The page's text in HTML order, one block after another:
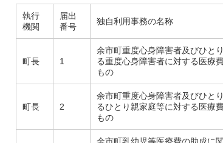
執行
機関
届出
番号
独自利用事務の名称
町長 1
余市町重度心身障害者及びひと
る重度心身障害者に対する医療
もの
町長 2
余市町重度心身障害者及びひと
るひとり親家庭等に対する医療
もの